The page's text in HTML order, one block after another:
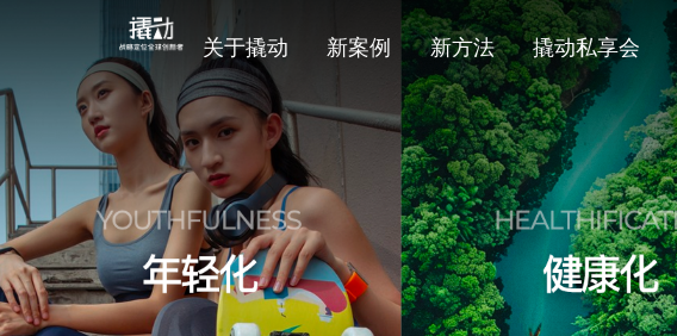
关于撬动 新案例 新方法 撬动私享会